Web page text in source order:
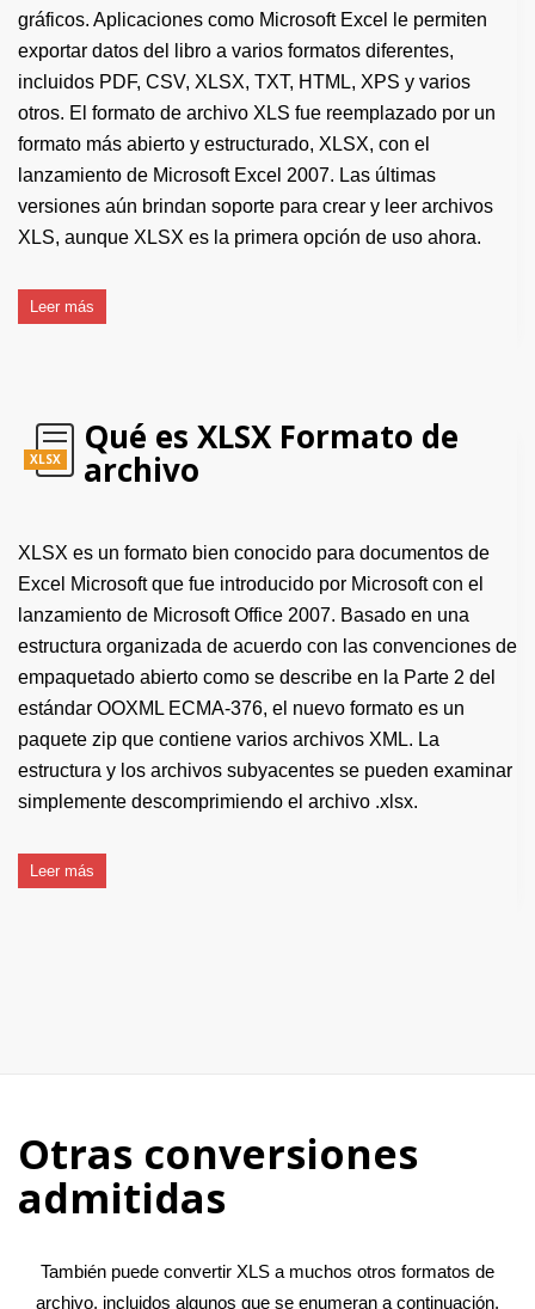
gráficos. Aplicaciones como Microsoft Excel le permiten
exportar datos del libro a varios formatos diferentes,
incluidos PDF, CSV, XLSX, TXT, HTML, XPS y varios
otros. El formato de archivo XLS fue reemplazado por un
formato más abierto y estructurado, XLSX, con el
lanzamiento de Microsoft Excel 2007. Las últimas
versiones aún brindan soporte para crear y leer archivos
XLS, aunque XLSX es la primera opción de uso ahora.
Leer más
XLSX
Qué es XLSX Formato de
archivo
XLSX es un formato bien conocido para documentos de
Excel Microsoft que fue introducido por Microsoft con el
lanzamiento de Microsoft Office 2007. Basado en una
estructura organizada de acuerdo con las convenciones de
empaquetado abierto como se describe en la Parte 2 del
estándar OOXML ECMA-376, el nuevo formato es un
paquete zip que contiene varios archivos XML. La
estructura y los archivos subyacentes se pueden examinar
simplemente descomprimiendo el archivo .xlsx.
Leer más
Otras conversiones
admitidas
También puede convertir XLS a muchos otros formatos de
archivo, incluidos algunos que se enumeran a continuación.